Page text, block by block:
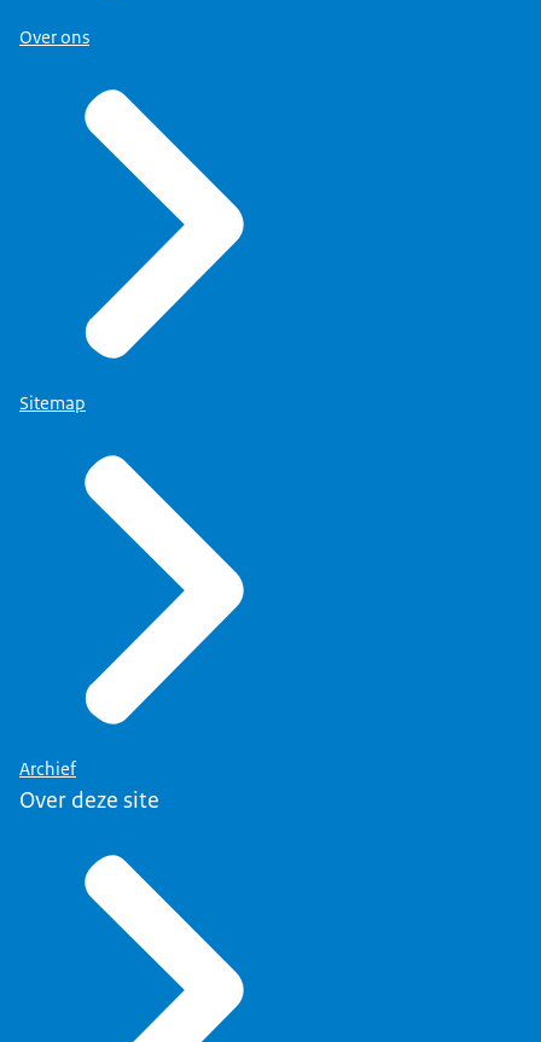
Over ons
Sitemap
Archief
Over deze site